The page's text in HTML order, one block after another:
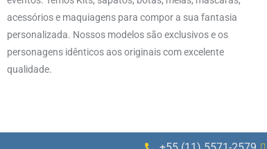
acessórios e maquiagens para compor a sua fantasia
personalizada. Nossos modelos são exclusivos e os
personagens idênticos aos originais com excelente
qualidade.